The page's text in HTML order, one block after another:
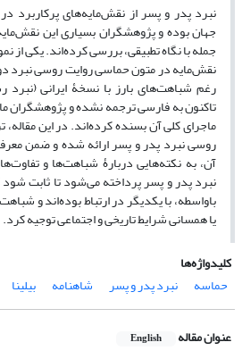
نبرد پدر و پسر از نقش‌مایه‌های پرکاربرد
جهان بوده و پژوهشگران بسیاری این
جمله با نگاه تطبیقی، بررسی کرده‌اند. یکی از
نقش‌مایه در متون حماسی روایت روسی نبرد
رغم شباهت‌های بارز با نسخۀ ایرانی
تاکنون به فارسی ترجمه نشده و پژوهشگران
ماجرای کلی آن بسنده کرده‌اند. در این
روسی نبرد پدر و پسر ارائه شده و ضمن
آن، به نکته‌هایی دربارۀ شباهت‌ها و
نبرد پدر و پسر پرداخته می‌شود تا ثابت
باواسطه، با یکدیگر در ارتباط بوده‌اند و
یا همسانی شرایط تاریخی و اجتماعی توجیه کرد.
کلیدواژه‌ها
حماسه
نبرد پدر و پسر شاهنامه بیلینا
عنوان مقاله English